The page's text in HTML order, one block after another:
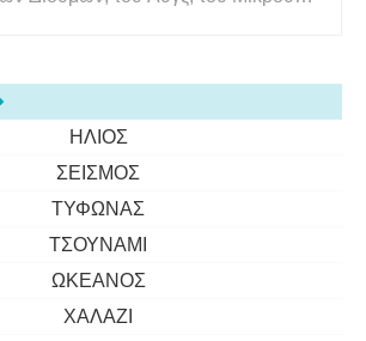
καλύπτει περίπου 506
του ουρανού και το
ΉΛΙΟΣ
ΣΕΙΣΜΌΣ
ΤΥΦΏΝΑΣ
ΤΣΟΥΝΆΜΙ
ΩΚΕΑΝΌΣ
ΧΑΛΆΖΙ